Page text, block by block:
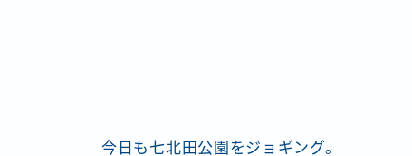
今日も七北田公園をジョギング。